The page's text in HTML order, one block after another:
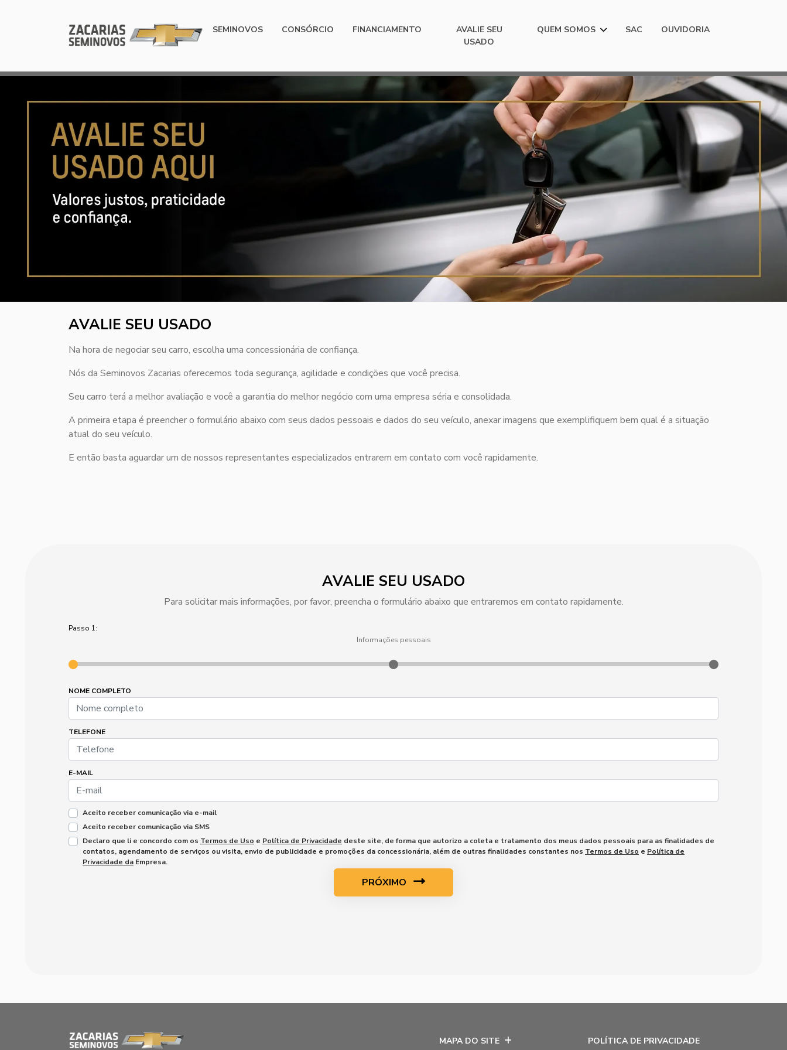
SEMINOVOS CONSÓRCIO FINANCIAMENTO
AVALIE SEU
USADO
QUEM SOMOS SAC OUVIDORIA
AVALIE SEU USADO
Na hora de negociar seu carro, escolha uma concessionária de confiança.
Nós da Seminovos Zacarias oferecemos toda segurança, agilidade e condições que você precisa.
Seu carro terá a melhor avaliação e você a garantia do melhor negócio com uma empresa séria e consolidada.
A primeira etapa é preencher o formulário abaixo com seus dados pessoais e dados do seu veículo, anexar imagens que exemplifiquem bem qual é a situação
atual do seu veículo.
E então basta aguardar um de nossos representantes especializados entrarem em contato com você rapidamente.
AVALIE SEU USADO
Para solicitar mais informações, por favor, preencha o formulário abaixo que entraremos em contato rapidamente.
Passo 1:
Informações pessoais
NOME COMPLETO
TELEFONE
E-MAIL
Aceito receber comunicação via e-mail
Aceito receber comunicação via SMS
Declaro que li e concordo com os Termos de Uso e Política de Privacidade deste site, de forma que autorizo a coleta e tratamento dos meus dados pessoais para as finalidades de
contatos, agendamento de serviços ou visita, envio de publicidade e promoções da concessionária, além de outras finalidades constantes nos Termos de Uso e Política de
Privacidade da Empresa.
PRÓXIMO
MAPA DO SITE POLÍTICA DE PRIVACIDADE